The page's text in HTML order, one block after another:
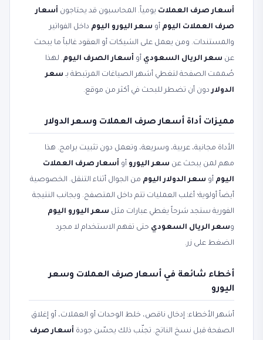
أسعار صرف العملات يومياً. المحاسبون قد يحتاجون أسعار
صرف العملات اليوم أو سعر اليورو اليوم داخل الفواتير
والمستندات. ومن يعمل على الشيكات أو العقود غالباً ما يبحث
عن سعر الريال السعودي أو أسعار الصرف اليوم. لهذا
صُممت الصفحة لتغطي أشهر الصياغات المرتبطة بـ سعر
الدولاردون أن تضطر للبحث في أكثر من موقع.
مميزات أداة أسعار صرف العملات وسعر الدولار
الأداة مجانية، عربية، وسريعة، وتعمل دون تثبيت برامج. هذا
مهم لمن يبحث عن سعر اليورو أو أسعار صرف العملات
اليوم أو سعر الدولار اليوم من الجوال أثناء التنقل. الخصوصية
أيضاً أولوية؛ أغلب العمليات تتم داخل المتصفح. وبجانب النتيجة
الفورية ستجد شرحاً يغطي عبارات مثل سعر اليورو اليوم
وسعر الريال السعودي حتى تفهم الاستخدام لا مجرد
الضغط على زر.
أخطاء شائعة في أسعار صرف العملات وسعر
اليورو
أشهر الأخطاء: إدخال ناقص، خلط الوحدات أو العملات، أو إغلاق
الصفحة قبل نسخ الناتج. تجنّب ذلك يحسّن جودة أسعار صرف